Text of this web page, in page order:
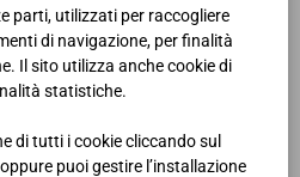
parti, utilizzati per raccogliere
di navigazione, per finalità
Il sito utilizza anche cookie di
statistiche.
di tutti i cookie cliccando sul
puoi gestire l’installazione